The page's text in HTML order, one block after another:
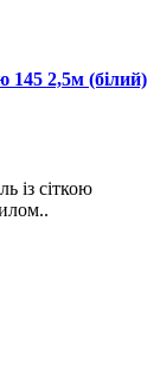
145 2,5м (білий)
із сіткою